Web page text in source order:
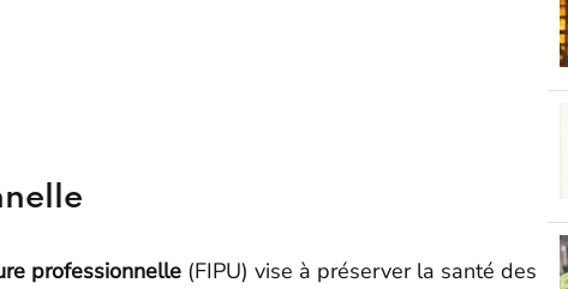
professionnelle (FIPU) vise à préserver la santé des